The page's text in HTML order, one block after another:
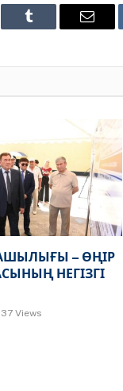
Tumblr Email
– ӨҢІР
НЕГІЗГІ
Views